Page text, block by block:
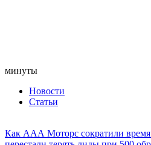
минуты
Новости
Статьи
Как ААА Моторс сократили время